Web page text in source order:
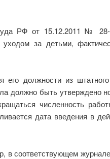
РФ от 15.12.2011 №
за детьми,
должности из штатного
должно быть утверждено
численность
дата введения в
в соответствующем